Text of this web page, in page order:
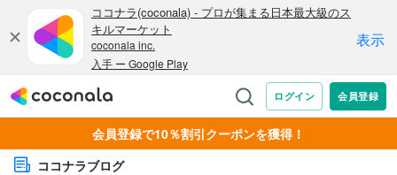
会員登録で10％割引クーポンを獲得！
ココナラブログ